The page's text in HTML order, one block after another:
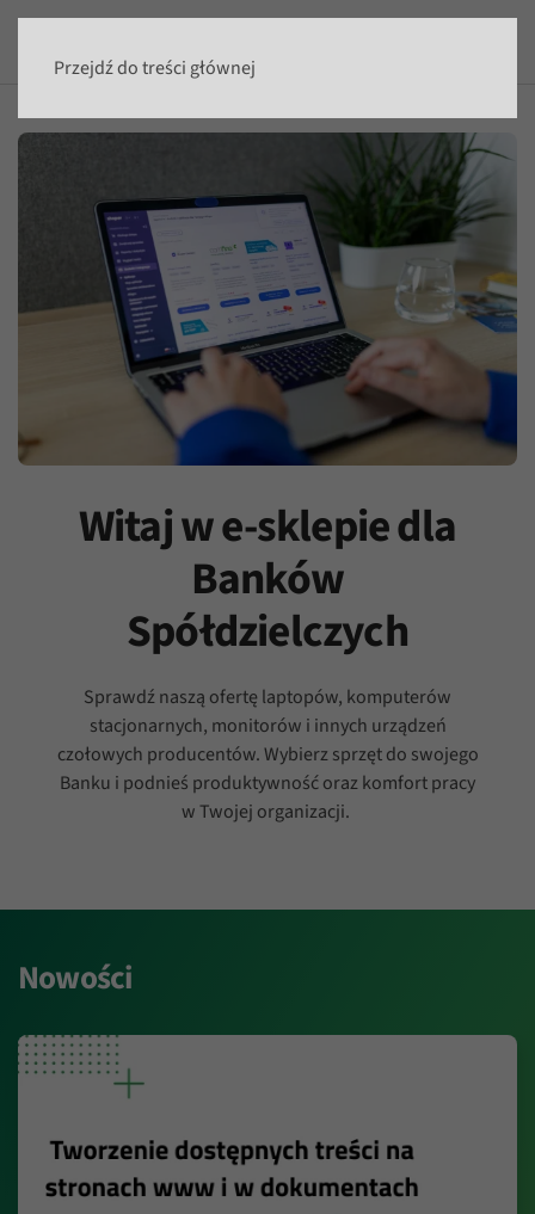
Przejdź do treści głównej
Witaj w e-sklepie dla
Banków
Spółdzielczych
Sprawdź naszą ofertę laptopów, komputerów
stacjonarnych, monitorów i innych urządzeń
czołowych producentów. Wybierz sprzęt do swojego
Banku i podnieś produktywność oraz komfort pracy
w Twojej organizacji.
Nowości